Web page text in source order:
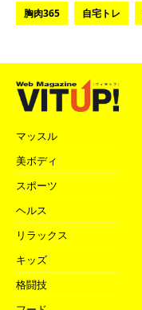
胸肉365 自宅トレ
マッスル
美ボディ
スポーツ
ヘルス
リラックス
キッズ
格闘技